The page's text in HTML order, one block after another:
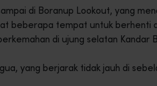
di Boranup Lookout, yang
beberapa tempat untuk berhenti
di ujung selatan Kandar
yang berjarak tidak jauh di